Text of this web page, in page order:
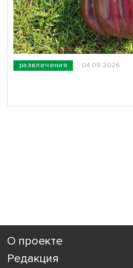
развлечения 04.08.2026
О проекте
Редакция